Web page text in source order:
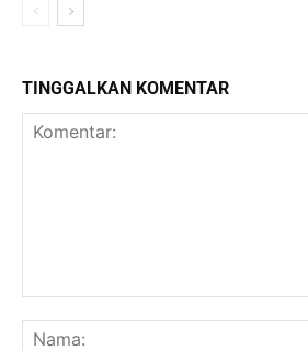
TINGGALKAN KOMENTAR